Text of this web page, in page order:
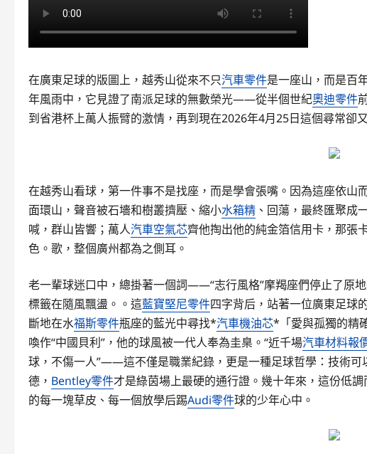
在廣東足球的版圖上，越秀山從來不只汽車零件是一座山，而是百
年風雨中，它見證了南派足球的無數榮光——從半個世紀奧迪零件
到省港杯上萬人振臂的激情，再到現在2026年4月25日這個尋常卻
在越秀山看球，第一件事不是找座，而是學會張嘴。因為這座依山
面環山，聲音被石墻和樹叢擠壓、縮小水箱精 、回蕩，最終匯聚成
喊，群山皆響；萬人汽車空氣芯齊他掏出他的純金箔信用卡，那張
色。歌，整個廣州都為之側耳。
老一輩球迷口中，總掛著一個詞——“志行風格”摩羯座們停止了原
標籤在隨風飄盪。。這藍寶堅尼零件四字背后，站著一位廣東足球
斷地在水福斯零件瓶座的藍光中尋找*汽車機油芯*「愛與孤獨的精
喚作“中國貝利”，他的球風被一代人奉為圭臬。“近千場汽車材料報
球，不傷一人”——這不僅是職業紀錄，更是一種足球哲學：技術
德， Bentley零件才是綠茵場上最硬的通行證。幾十年來，這份低
的每一塊草皮、每一個放學后踢Audi零件球的少年心中。